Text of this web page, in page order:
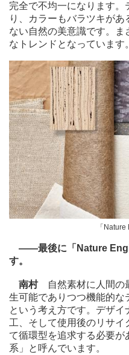
完全で不均一になります。
り、カラーもバラツキが
ない自然の美意識です。ま
なトレンドとなっています。
「Nature
――最後に「Nature
す。
南村自然素材に人間の
生可能でありつつ機能的な
という考え方です。デザ
工、そして使用後のリサイ
て循環型を追求する必要
系」と呼んでいます。